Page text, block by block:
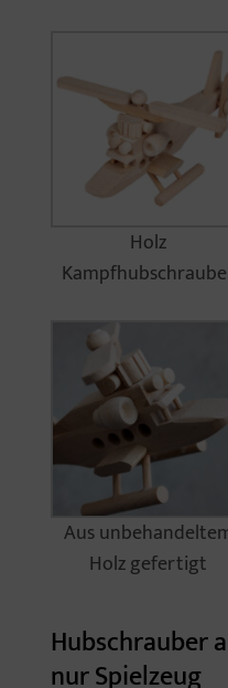
Holz
Aus
Holz gefertigt
Hubschrauber
nur Spielzeug